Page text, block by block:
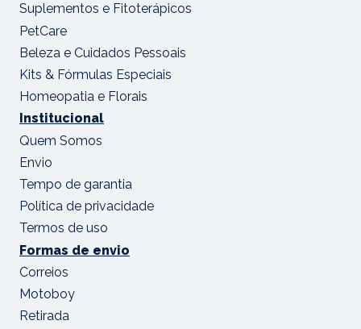
Suplementos e Fitoterápicos
PetCare
Beleza e Cuidados Pessoais
Kits & Fórmulas Especiais
Homeopatia e Florais
Institucional
Quem Somos
Envio
Tempo de garantia
Política de privacidade
Termos de uso
Formas de envio
Correios
Motoboy
Retirada